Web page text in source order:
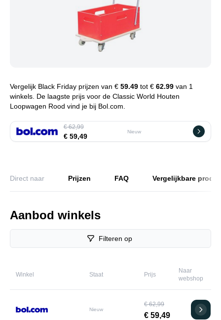
Vergelijk Black Friday prijzen van € 59.49 tot € 62.99 van 1
winkels. De laagste prijs voor de Classic World Houten
Loopwagen Rood vind je bij Bol.com.
€ 62,99
€ 59,49
Nieuw
Direct naar Prijzen FAQ Vergelijkbare
Aanbod winkels
Filteren op
Winkel Staat Prijs
Naar
webshop
Nieuw
€ 62,99
€ 59,49